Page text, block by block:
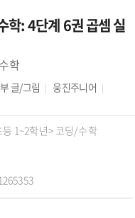
학: 4단계 6권 곱셈 실
학
글/그림
웅진주니어
등 1~2학년> 코딩/수학